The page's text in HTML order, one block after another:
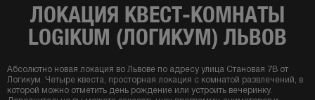
ЛОКАЦИЯ КВЕСТ-КОМНАТЫ
LOGIKUM (ЛОГИКУМ) ЛЬВОВ
Абсолютно новая локация во Львове по адресу улица Становая 7В от
Логикум. Четыре квеста, просторная локация с комнатой развлечений, в
которой можно отметить день рождение или устроить вечеринку.